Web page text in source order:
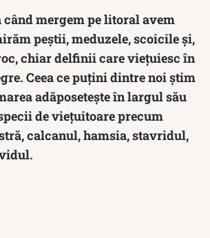
când mergem pe litoral avem
peștii, meduzele, scoicile și,
chiar delfinii care viețuiesc în
Ceea ce puțini dintre noi știm
adăposetește în largul său
de viețuitoare precum
calcanul, hamsia, stavridul,